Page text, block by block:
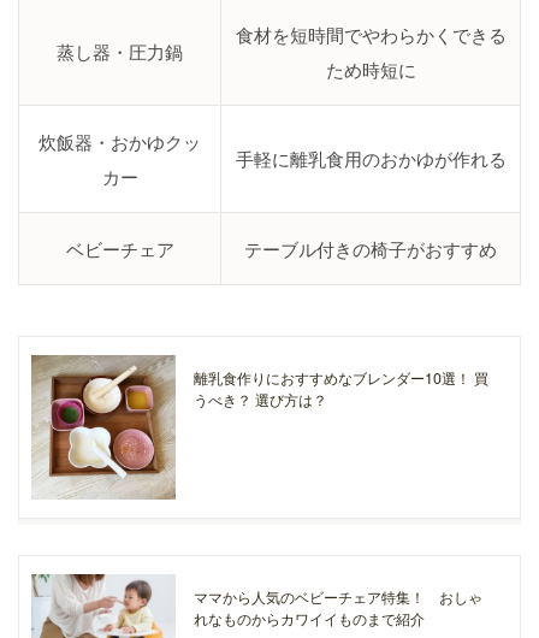
蒸し器・圧力鍋
食材を短時間でやわらかくできる
ため時短に
炊飯器・おかゆクッ
カー
手軽に離乳食用のおかゆが作れる
ベビーチェア テーブル付きの椅子がおすすめ
離乳食作りにおすすめなブレンダー10選！ 買
うべき？ 選び方は？
ママから人気のベビーチェア特集！ おしゃ
れなものからカワイイものまで紹介